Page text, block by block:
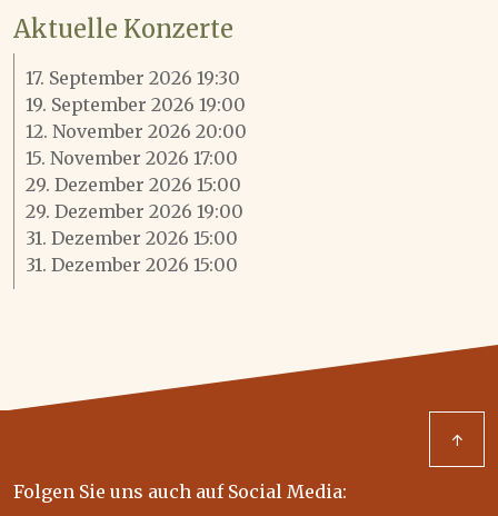
Aktuelle Konzerte
17. September 2026 19:30
19. September 2026 19:00
12. November 2026 20:00
15. November 2026 17:00
29. Dezember 2026 15:00
29. Dezember 2026 19:00
31. Dezember 2026 15:00
31. Dezember 2026 15:00
↑
Folgen Sie uns auch auf Social Media: